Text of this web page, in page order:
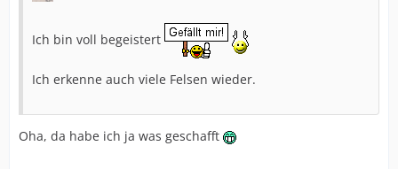
Ich bin voll begeistert
Ich erkenne auch viele Felsen wieder.
Oha, da habe ich ja was geschafft